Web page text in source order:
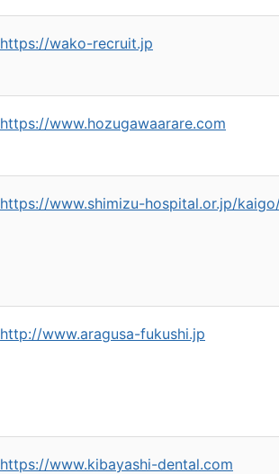
https://wako-recruit.jp
https://www.hozugawaarare.com
https://www.shimizu-hospital.or.jp/
http://www.aragusa-fukushi.jp
https://www.kibayashi-dental.com